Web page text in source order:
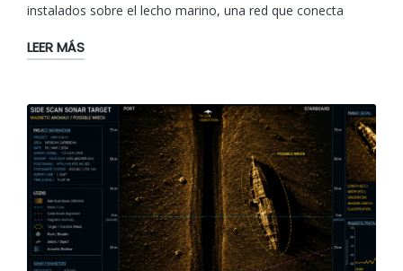
instalados sobre el lecho marino, una red que conecta
LEER MÁS